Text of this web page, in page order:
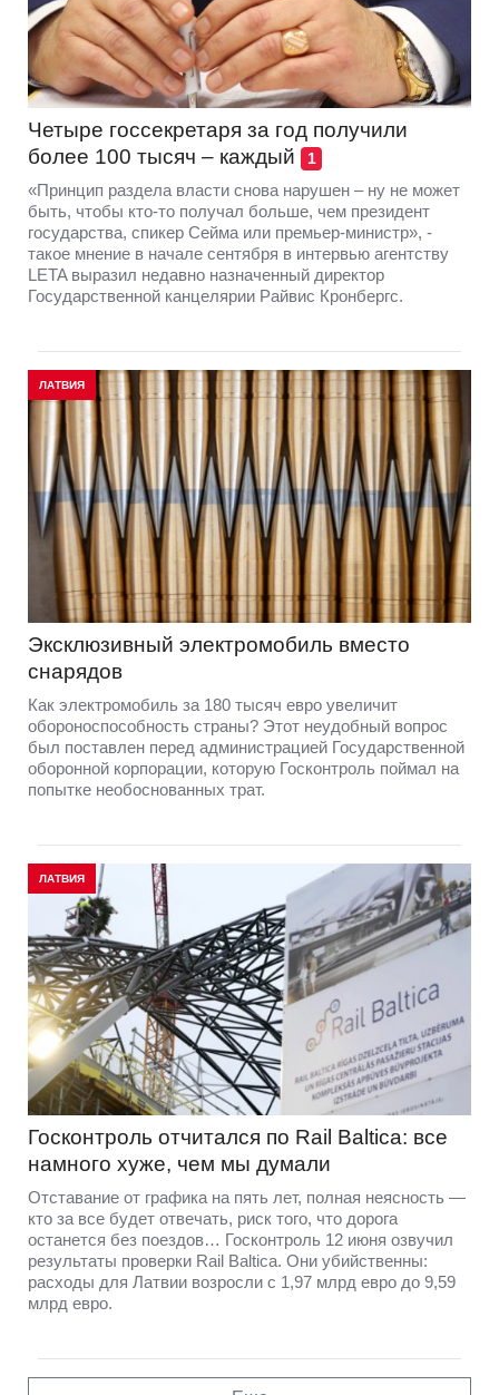
Четыре госсекретаря за год получили
более 100 тысяч – каждый
1
«Принцип раздела власти снова нарушен – ну не может
быть, чтобы кто-то получал больше, чем президент
государства, спикер Сейма или премьер-министр», -
такое мнение в начале сентября в интервью агентству
LETA выразил недавно назначенный директор
Государственной канцелярии Райвис Кронбергс.
ЛАТВИЯ
Эксклюзивный электромобиль вместо
снарядов
Как электромобиль за 180 тысяч евро увеличит
обороноспособность страны? Этот неудобный вопрос
был поставлен перед администрацией Государственной
оборонной корпорации, которую Госконтроль поймал на
попытке необоснованных трат.
ЛАТВИЯ
Госконтроль отчитался по Rail Baltica: все
намного хуже, чем мы думали
Отставание от графика на пять лет, полная неясность —
кто за все будет отвечать, риск того, что дорога
останется без поездов… Госконтроль 12 июня озвучил
результаты проверки Rail Baltica. Они убийственны:
расходы для Латвии возросли с 1,97 млрд евро до 9,59
млрд евро.